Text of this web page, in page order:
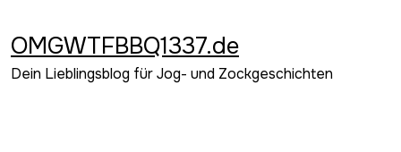
springen
OMGWTFBBQ1337.de
Dein Lieblingsblog für Jog- und Zockgeschichten